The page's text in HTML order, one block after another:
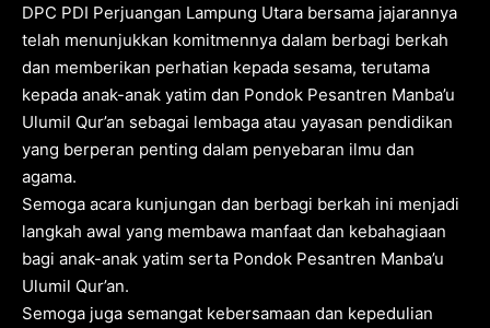
DPC PDI Perjuangan Lampung Utara bersama jajarannya
telah menunjukkan komitmennya dalam berbagi berkah
dan memberikan perhatian kepada sesama, terutama
kepada anak-anak yatim dan Pondok Pesantren Manba’u
Ulumil Qur’an sebagai lembaga atau yayasan pendidikan
yang berperan penting dalam penyebaran ilmu dan
agama.
Semoga acara kunjungan dan berbagi berkah ini menjadi
langkah awal yang membawa manfaat dan kebahagiaan
bagi anak-anak yatim serta Pondok Pesantren Manba’u
Ulumil Qur’an.
Semoga juga semangat kebersamaan dan kepedulian